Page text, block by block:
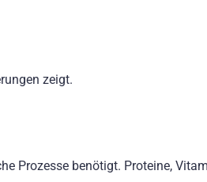
zeigt.
Prozesse benötigt. Proteine,